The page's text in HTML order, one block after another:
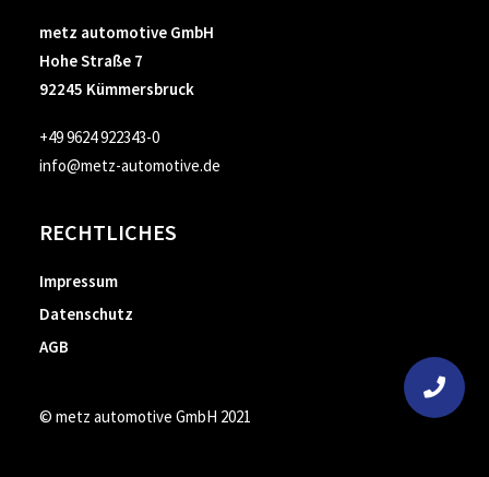
metz automotive GmbH
Hohe Straße 7
92245 Kümmersbruck
+49 9624 922343-0
info@metz-automotive.de
RECHTLICHES
Impressum
Datenschutz
AGB
© metz automotive GmbH 2021